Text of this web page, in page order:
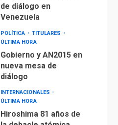
POLÍTICA
TITULARES
ÚLTIMA HORA
Gobierno y AN2015 en
nueva mesa de
diálogo
INTERNACIONALES
ÚLTIMA HORA
la debacle atómica.
Japón debate
principios no